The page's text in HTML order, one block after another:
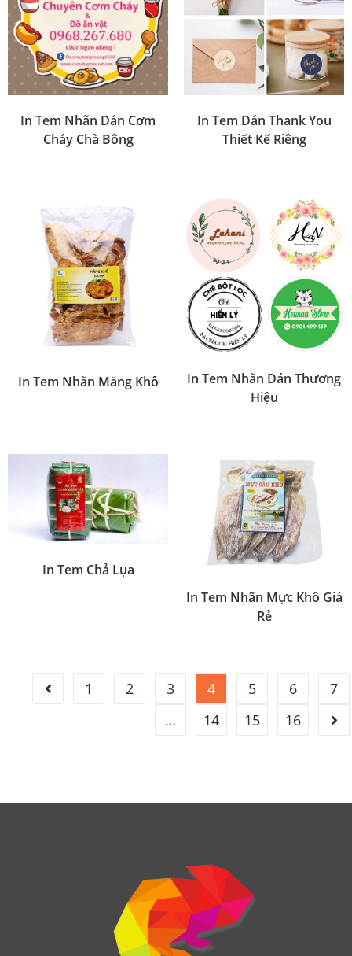
In Tem Nhãn Dán Cơm
Cháy Chà Bông
In Tem Dán Thank You
Thiết Kế Riêng
In Tem Nhãn Măng Khô
In Tem Nhãn Dán Thương
Hiệu
In Tem Chả Lụa
In Tem Nhãn Mực Khô Giá
Rẻ
1 2 3 4 5 6
7
…
14 15 16